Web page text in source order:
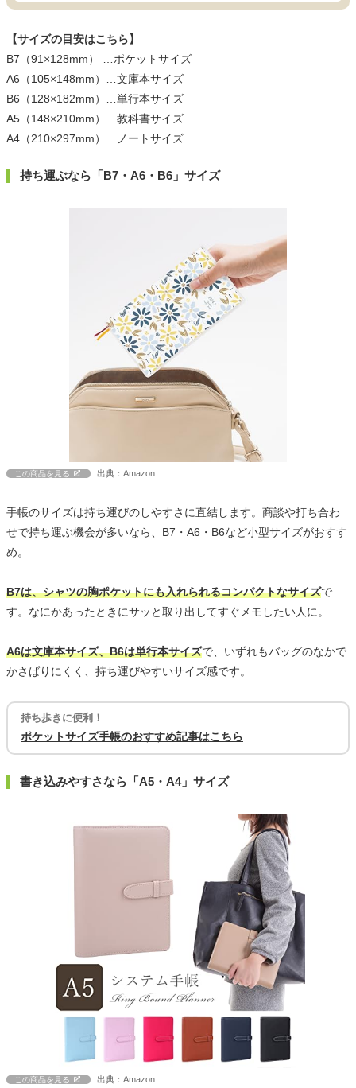
【サイズの目安はこちら】
B7（91×128mm） …ポケットサイズ
A6（105×148mm）…文庫本サイズ
B6（128×182mm）…単行本サイズ
A5（148×210mm）…教科書サイズ
A4（210×297mm）…ノートサイズ
持ち運ぶなら「B7・A6・B6」サイズ
この商品を見る 出典：Amazon
手帳のサイズは持ち運びのしやすさに直結します。商談や打ち合わ
せで持ち運ぶ機会が多いなら、B7・A6・B6など小型サイズがおすす
め。
B7は、シャツの胸ポケットにも入れられるコンパクトなサイズで
す。なにかあったときにサッと取り出してすぐメモしたい人に。
A6は文庫本サイズ、B6は単行本サイズで、いずれもバッグのなかで
かさばりにくく、持ち運びやすいサイズ感です。
持ち歩きに便利！
ポケットサイズ手帳のおすすめ記事はこちら
書き込みやすさなら「A5・A4」サイズ
この商品を見る 出典：Amazon